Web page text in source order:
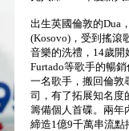
出生英國倫敦的Dua
(Kosovo)，受到搖滾
音樂的洗禮，14歲
Furtado等歌手的暢
一名歌手，搬回倫敦
司，有了拓展知名度
籌備個人首碟。兩年
締造1億9千萬串流